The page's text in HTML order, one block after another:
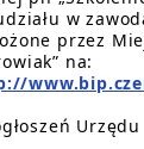
w
przez
na: